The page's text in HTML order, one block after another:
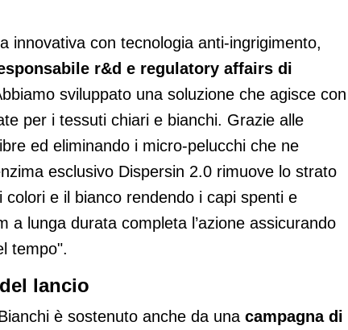
innovativa con tecnologia anti-ingrigimento,
r&d e regulatory affairs di
sviluppato una soluzione che agisce con
per i tessuti chiari e bianchi. Grazie alle
ed eliminando i micro-pelucchi che ne
esclusivo Dispersin 2.0 rimuove lo strato
e il bianco rendendo i capi spenti e
lunga durata completa l’azione assicurando
tempo".
lancio
è sostenuto anche da una campagna di